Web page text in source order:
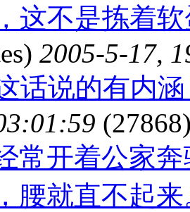
这不是拣着
2005-5-17,
话说的有内
常开着公家
腰就直不起